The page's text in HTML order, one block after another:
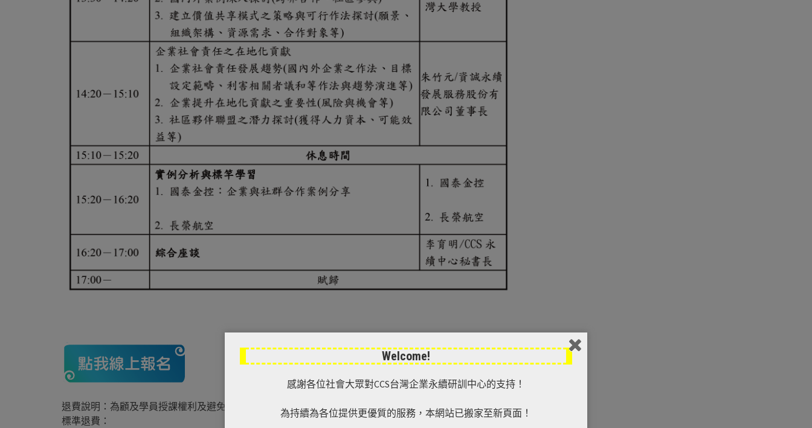
退費說明：為顧及學員授課權利及避免行政資源浪費，學員完成報名繳費後因個人因素無法上課，依下列
標準退費：
Welcome!
感謝各位社會大眾對CCS台灣企業永續研訓中心的支持！
為持續為各位提供更優質的服務，本網站已搬家至新頁面！